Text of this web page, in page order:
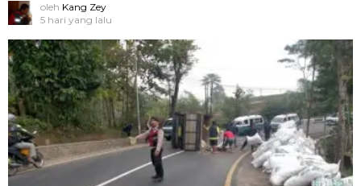
oleh Kang Zey
5 hari yang lalu